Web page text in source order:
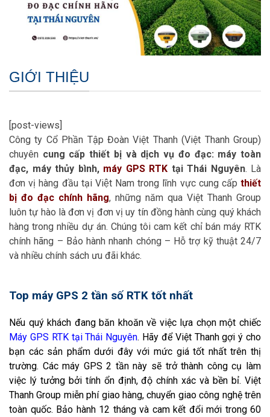
GIỚI THIỆU
[post-views]
Công ty Cổ Phần Tập Đoàn Việt Thanh (Việt Thanh Group)
chuyên cung cấp thiết bị và dịch vụ đo đạc: máy toàn
đạc, máy thủy bình, máy GPS RTK tại Thái Nguyên. Là
đơn vị hàng đầu tại Việt Nam trong lĩnh vực cung cấp thiết
bị đo đạc chính hãng, những năm qua Việt Thanh Group
luôn tự hào là đơn vị đơn vị uy tín đồng hành cùng quý khách
hàng trong nhiều dự án. Chúng tôi cam kết chỉ bán máy RTK
chính hãng – Bảo hành nhanh chóng – Hỗ trợ kỹ thuật 24/7
và nhiều chính sách ưu đãi khác.
Top máy GPS 2 tần số RTK tốt nhất
Nếu quý khách đang băn khoăn về việc lựa chọn một chiếc
Máy GPS RTK tại Thái Nguyên. Hãy để Việt Thanhgợi ý cho
bạn các sản phẩm dưới đây với mức giá tốt nhất trên thị
trường. Các máy GPS 2 tần này sẽ trở thành công cụ làm
việc lý tưởng bởi tính ổn định, độ chính xác và bền bỉ. Việt
Thanh Group miễn phí giao hàng, chuyển giao công nghệ trên
toàn quốc. Bảo hành 12 tháng và cam kết đổi mới trong 60